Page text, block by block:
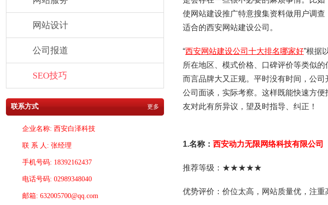
网站设计
公司报道
SEO技巧
联系方式 更多
企业名称: 西安白泽科技
联 系 人: 张经理
手机号码: 18392162437
电话号码: 02989348040
邮箱: 632005700@qq.com
使网站建设推广特意搜集资料做用户调查
适合的西安网站建设公司。
“西安网站建设公司十大排名哪家好”根据
所在地区、模式价格、口碑评价等类似
而言品牌大又正规。平时没有时间，公
公司面谈，实际考察。这样既能快速方
友对此有所异议，望及时指导、纠正！
1.名称： 西安动力无限网络科技有限公司
推荐等级：★★★★★
优势评价：价位太高，网站质量优，注重